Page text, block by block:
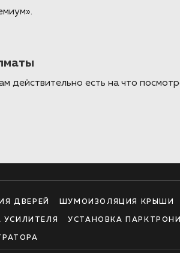
действительно есть на что
ДВЕРЕЙ ШУМОИЗОЛЯЦИЯ КРЫШИ
УСИЛИТЕЛЯ УСТАНОВКА